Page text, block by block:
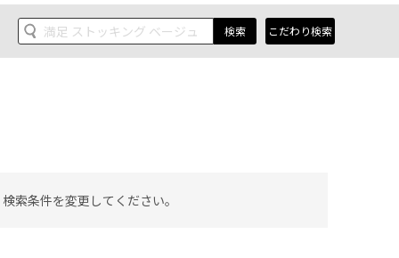
検索 こだわり検索
索条件を変更してください。